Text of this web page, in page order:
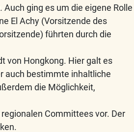
ging es um die eigene Rolle
El Achy (Vorsitzende des
führten durch die
von Hongkong. Hier galt es
auch bestimmte inhaltliche
die Möglichkeit,
Committees vor. Der